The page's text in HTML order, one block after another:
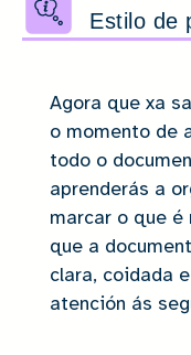
Estilo de
Agora que xa
o momento de
todo o
aprenderás a
marcar o que
que a
clara, coidada
atención ás